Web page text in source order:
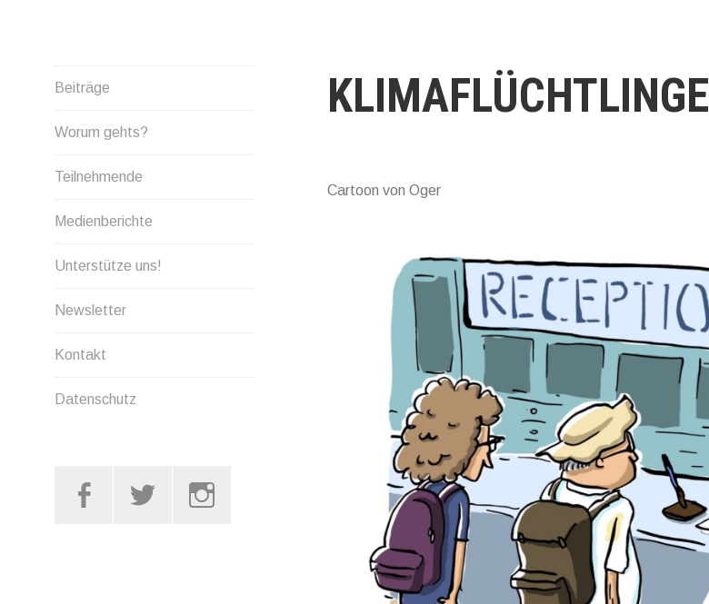
Beiträge
Worum gehts?
Teilnehmende
Medienberichte
Unterstütze uns!
Newsletter
Kontakt
Datenschutz
KLIMAFLÜCHTLINGE
Cartoon von Oger